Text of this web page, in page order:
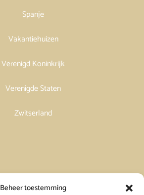
Beheer toestemming
Spanje
Vakantiehuizen
Verenigd Koninkrijk
Verenigde Staten
Zwitserland